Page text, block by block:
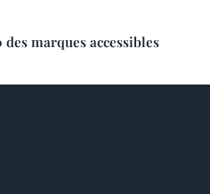
marques accessibles